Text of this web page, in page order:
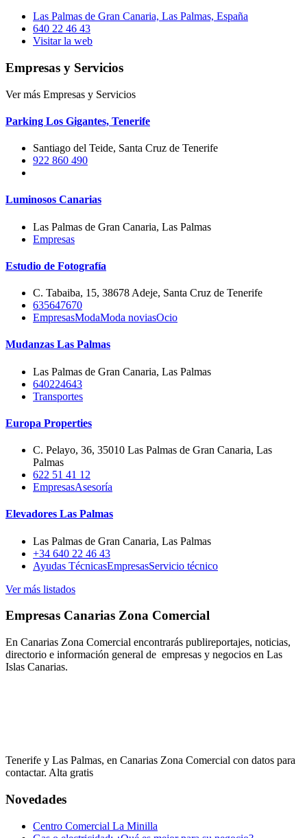
Las Palmas de Gran Canaria, Las Palmas, España
640 22 46 43
Visitar la web
Empresas y Servicios
Ver más Empresas y Servicios
Parking Los Gigantes, Tenerife
Santiago del Teide, Santa Cruz de Tenerife
922 860 490
Luminosos Canarias
Las Palmas de Gran Canaria, Las Palmas
Empresas
Estudio de Fotografía
C. Tabaiba, 15, 38678 Adeje, Santa Cruz de Tenerife
635647670
EmpresasModaModa noviasOcio
Mudanzas Las Palmas
Las Palmas de Gran Canaria, Las Palmas
640224643
Transportes
Europa Properties
C. Pelayo, 36, 35010 Las Palmas de Gran Canaria, Las
Palmas
622 51 41 12
EmpresasAsesoría
Elevadores Las Palmas
Las Palmas de Gran Canaria, Las Palmas
+34 640 22 46 43
Ayudas TécnicasEmpresasServicio técnico
Ver más listados
Empresas Canarias Zona Comercial
En Canarias Zona Comercial encontrarás publireportajes, noticias,
directorio e información general de empresas y negocios en Las
Islas Canarias.
Tenerife y Las Palmas, en Canarias Zona Comercial con datos para
contactar. Alta gratis
Novedades
Centro Comercial La Minilla